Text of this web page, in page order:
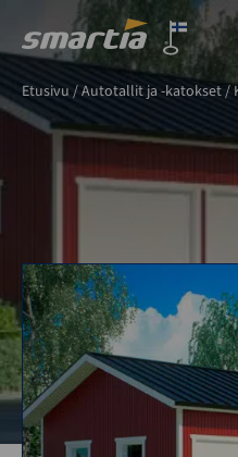
content
Oy
Etusivu /Autotallit ja -katokset/